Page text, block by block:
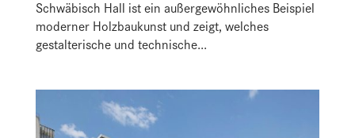
Schwäbisch Hall ist ein außergewöhnliches Beispiel
moderner Holzbaukunst und zeigt, welches
gestalterische und technische...